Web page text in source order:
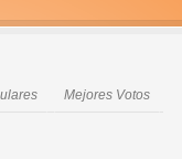
Mejores Votos